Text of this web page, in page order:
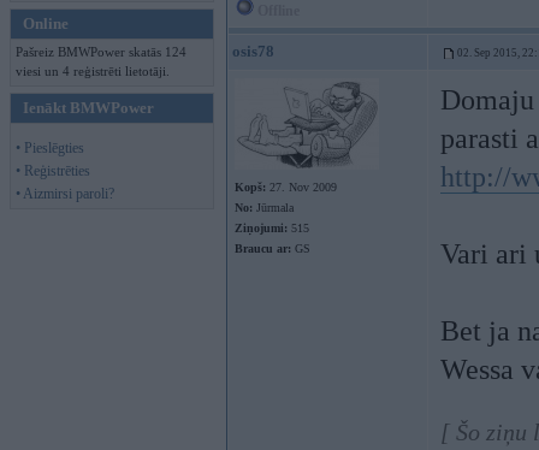
Online
Pašreiz BMWPower skatās 124
viesi un 4 reģistrēti lietotāji.
Ienākt BMWPower
• Pieslēgties
• Reģistrēties
• Aizmirsi paroli?
osis78 02. Sep 2015,
Kopš: 27. Nov 2009
No: Jūrmala
Ziņojumi: 515
Braucu ar: GS
parasti
http://
Vari ari
Bet ja
Wessa
[ Šo ziņu